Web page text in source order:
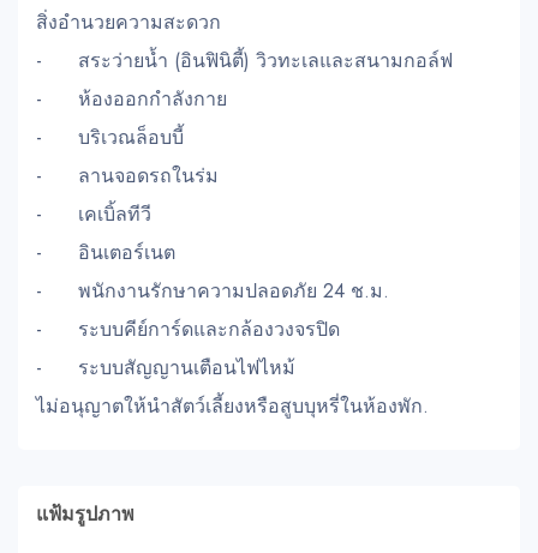
สิ่งอำนวยความสะดวก
- สระว่ายน้ำ (อินฟินิตี้) วิวทะเลและสนามกอล์ฟ
- ห้องออกกำลังกาย
- บริเวณล็อบบี้
- ลานจอดรถในร่ม
- เคเบิ้ลทีวี
- อินเตอร์เนต
- พนักงานรักษาความปลอดภัย 24 ช.ม.
- ระบบคีย์การ์ดและกล้องวงจรปิด
- ระบบสัญญานเตือนไฟไหม้
ไม่อนุญาตให้นำสัตว์เลี้ยงหรือสูบบุหรี่ในห้องพัก.
แฟ้มรูปภาพ